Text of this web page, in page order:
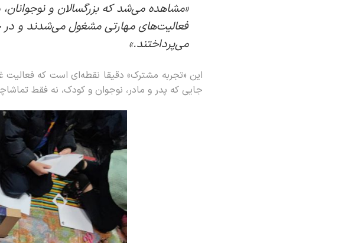
«مشاهده می‌شد که بزرگسالان و
فعالیت‌های مهارتی مشغول می‌شدند و در
می‌پرداختند.»
این «تجربه مشترک» دقیقا نقطه‌ای است که فعالیت
جایی که پدر و مادر، نوجوان و کودک، نه فقط